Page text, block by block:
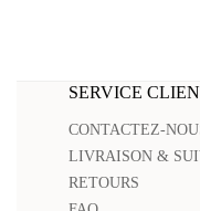
SERVICE
CONTACTEZ-
LIVRAISON &
RETOURS